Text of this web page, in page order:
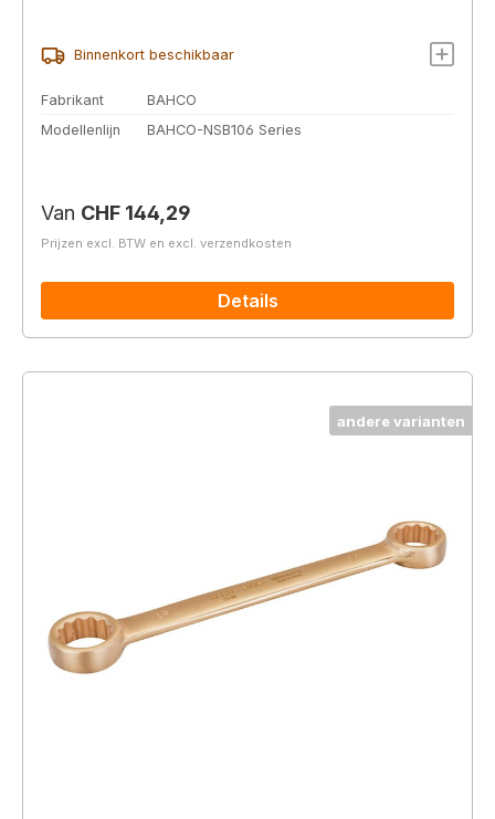
Binnenkort beschikbaar
Fabrikant
BAHCO
Modellenlijn
BAHCO-NSB106 Series
Normale prijs:
Van CHF 144,29
Prijzen excl. BTW en excl. verzendkosten
Details
andere varianten